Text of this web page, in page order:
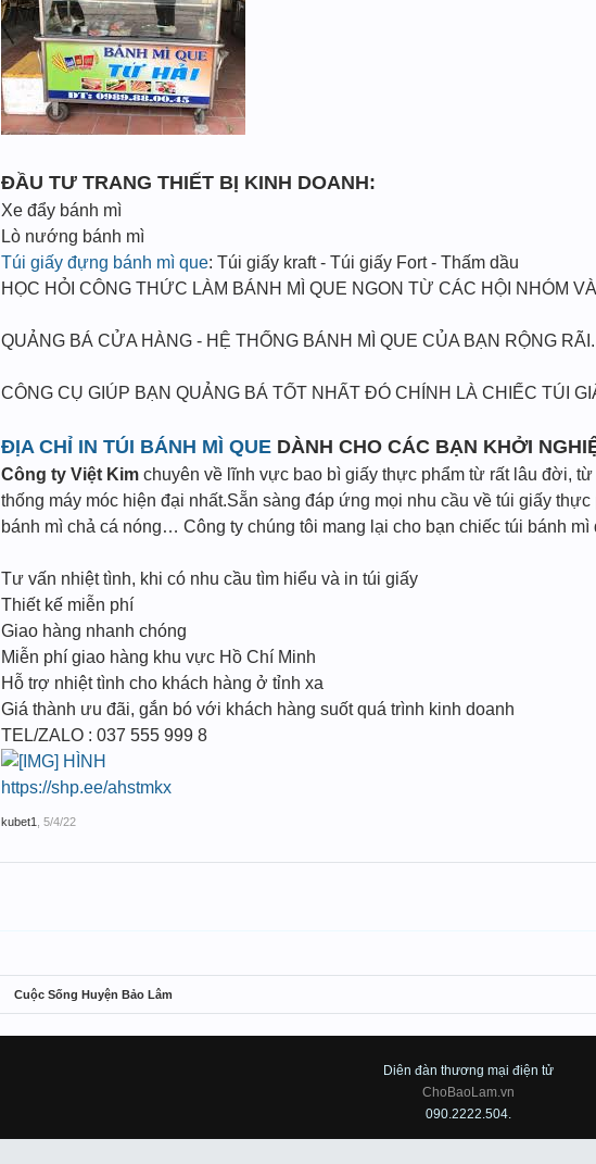
ĐẦU TƯ TRANG THIẾT BỊ KINH DOANH:
Xe đẩy bánh mì
Lò nướng bánh mì
Túi giấy đựng bánh mì que: Túi giấy kraft - Túi giấy Fort - Thấm dầu
HỌC HỎI CÔNG THỨC LÀM BÁNH MÌ QUE NGON TỪ CÁC HỘI NHÓM
QUẢNG BÁ CỬA HÀNG - HỆ THỐNG BÁNH MÌ QUE CỦA BẠN RỘNG RÃI.
CÔNG CỤ GIÚP BẠN QUẢNG BÁ TỐT NHẤT ĐÓ CHÍNH LÀ CHIẾC TÚI
ĐỊA CHỈ IN TÚI BÁNH MÌ QUE DÀNH CHO CÁC BẠN KHỞI
Công ty Việt Kim chuyên về lĩnh vực bao bì giấy thực phẩm từ rất lâu đời,
thống máy móc hiện đại nhất.Sẵn sàng đáp ứng mọi nhu cầu về túi giấy
bánh mì chả cá nóng… Công ty chúng tôi mang lại cho bạn chiếc túi bánh
Tư vấn nhiệt tình, khi có nhu cầu tìm hiểu và in túi giấy
Thiết kế miễn phí
Giao hàng nhanh chóng
Miễn phí giao hàng khu vực Hồ Chí Minh
Hỗ trợ nhiệt tình cho khách hàng ở tỉnh xa
Giá thành ưu đãi, gắn bó với khách hàng suốt quá trình kinh doanh
TEL/ZALO : 037 555 999 8
HÌNH
https://shp.ee/ahstmkx
kubet1 5/4/22
Cuộc Sống Huyện Bảo Lâm
Diên đàn thương mại điện tử
ChoBaoLam.vn
090.2222.504.